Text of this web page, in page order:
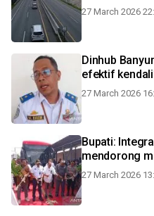
27 March 2026
Dinhub
efektif
27 March 2026
Bupati:
mendorong
27 March 2026